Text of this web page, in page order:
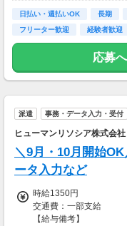
日払い・週払いOK 長期
フリーター歓迎
経験者歓迎
応募
派遣 事務・データ入力・受付
ヒューマンリソシア株式会
＼9月・10月開始
ータ入力など
時給1350円
交通費：一部支給
【給与備考】